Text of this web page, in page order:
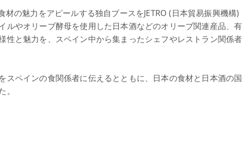
の魅力をアピールする独自ブースをJETRO (日本貿易振興機構)
ルやオリーブ酵母を使用した日本酒などのオリーブ関連産品、有
性と魅力を、スペイン中から集まったシェフやレストラン関係者
スペインの食関係者に伝えるとともに、日本の食材と日本酒の国